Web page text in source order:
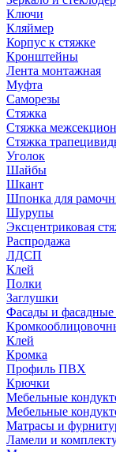
Ключи
Кляймер
Корпус к стяжке
Кронштейны
Лента монтажная
Муфта
Саморезы
Стяжка
Стяжка
Стяжка
Уголок
Шайбы
Шкант
Шпонка для
Шурупы
Эксцентриковая
Распродажа
ЛДСП
Клей
Полки
Заглушки
Фасады и фасадные
Клей
Кромка
Профиль ПВХ
Крючки
Мебельные
Мебельные
Матрасы и
Ламели и